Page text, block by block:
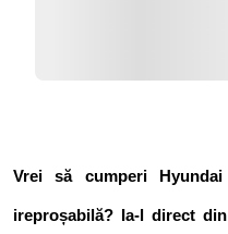
Vrei să cumperi
ireproșabilă? Ia-l direct